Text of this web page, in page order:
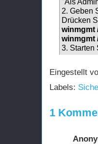
2. Geben
Drücken
winmgmt
winmgmt
3. Starten
Eingestellt
Labels:
1